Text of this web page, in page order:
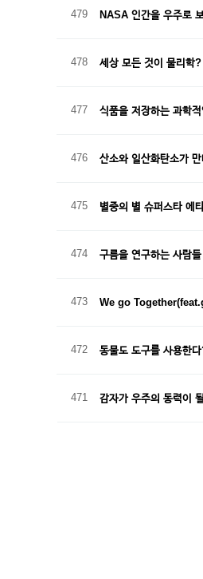
479 NASA 인간을 우주로
478 세상 모든 것이 물리학
477 식품을 저장하는 과학
476 산소와 일산화탄소가
475 별중의 별 슈퍼스타 에
474 구름을 연구하는 사람들
473 We go
472 동물도 도구를 사용한
471 감자가 우주의 동력이